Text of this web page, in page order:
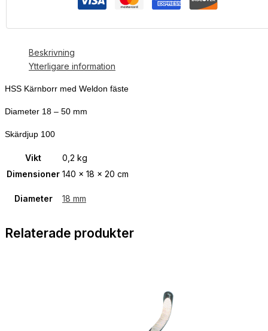
Beskrivning
Ytterligare information
HSS Kärnborr med Weldon fäste
Diameter 18 – 50 mm
Skärdjup 100
Vikt
0,2 kg
Dimensioner 140 × 18 × 20 cm
Diameter 18 mm
Relaterade produkter